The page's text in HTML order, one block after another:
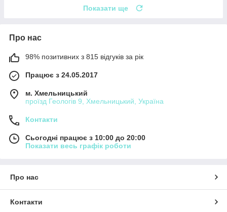
Показати ще
Про нас
98% позитивних з 815 відгуків за рік
Працює з 24.05.2017
м. Хмельницький
проїзд Геологів 9, Хмельницький, Україна
Контакти
Сьогодні працює з 10:00 до 20:00
Показати весь графік роботи
Про нас
Контакти